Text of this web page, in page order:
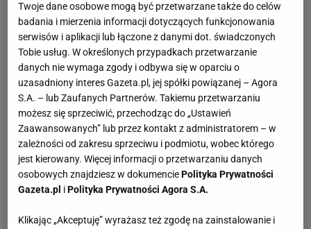
Twoje dane osobowe mogą być przetwarzane także do celów
badania i mierzenia informacji dotyczących funkcjonowania
serwisów i aplikacji lub łączone z danymi dot. świadczonych
Tobie usług. W określonych przypadkach przetwarzanie
danych nie wymaga zgody i odbywa się w oparciu o
uzasadniony interes Gazeta.pl, jej spółki powiązanej – Agora
S.A. – lub Zaufanych Partnerów. Takiemu przetwarzaniu
możesz się sprzeciwić, przechodząc do „Ustawień
Zaawansowanych” lub przez kontakt z administratorem – w
zależności od zakresu sprzeciwu i podmiotu, wobec którego
jest kierowany. Więcej informacji o przetwarzaniu danych
osobowych znajdziesz w dokumenciePolityka Prywatności
Gazeta.pl iPolityka Prywatności Agora S.A.
Klikając „Akceptuję” wyrażasz też zgodę na zainstalowanie i